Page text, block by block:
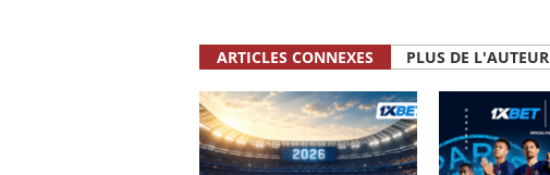
ARTICLES CONNEXES PLUS DE L'AUTEUR